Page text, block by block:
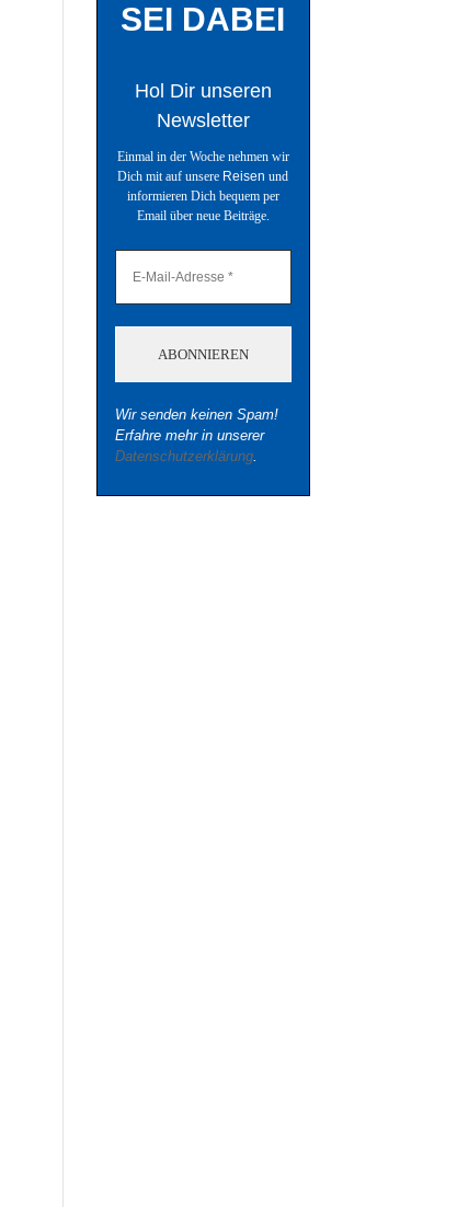
SEI DABEI
Hol Dir unseren
Newsletter
Einmal in der Woche nehmen wir
Dich mit auf unsere Reisen und
informieren Dich bequem per
Email über neue Beiträge.
Wir senden keinen Spam!
Erfahre mehr in unserer
Datenschutzerklärung.